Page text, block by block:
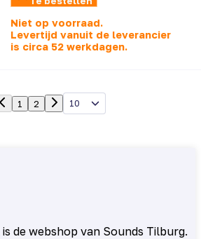
Niet op voorraad.
Levertijd vanuit de leverancier
is circa 52 werkdagen.
1 2 10
de webshop van Sounds Tilburg.